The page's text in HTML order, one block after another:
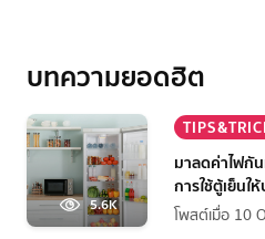
บทความยอดฮิต
5.6K
มาลดค่าไฟกัน
การใช้ตู้เย็นใ
กว่าเดิม
โพสต์เมื่อ 10